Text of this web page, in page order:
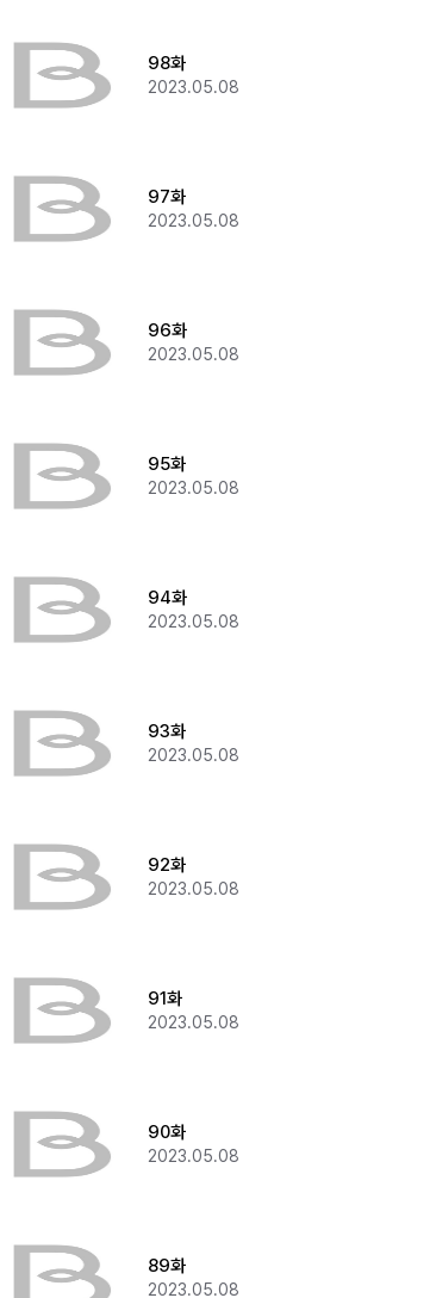
98화
2023.05.08
97화
2023.05.08
96화
2023.05.08
95화
2023.05.08
94화
2023.05.08
93화
2023.05.08
92화
2023.05.08
91화
2023.05.08
90화
2023.05.08
89화
2023.05.08